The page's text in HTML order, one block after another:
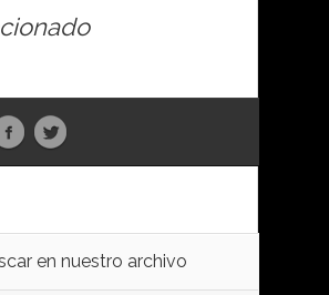
en nuestro archivo